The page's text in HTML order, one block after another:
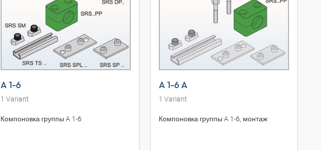
A 1-6
1 Variant
Компоновка группы A 1-6
A 1-6 A
1 Variant
Компоновка группы A 1-6, монтаж